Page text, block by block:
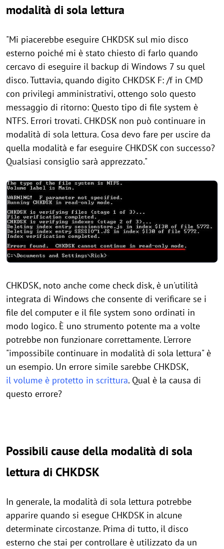
modalità di sola lettura
"Mi piacerebbe eseguire CHKDSK sul mio disco
esterno poiché mi è stato chiesto di farlo quando
cercavo di eseguire il backup di Windows 7 su quel
disco. Tuttavia, quando digito CHKDSK F: /f in CMD
con privilegi amministrativi, ottengo solo questo
messaggio di ritorno: Questo tipo di file system è
NTFS. Errori trovati. CHKDSK non può continuare in
modalità di sola lettura. Cosa devo fare per uscire da
quella modalità e far eseguire CHKDSK con successo?
Qualsiasi consiglio sarà apprezzato."
CHKDSK, noto anche come check disk, è un'utilità
integrata di Windows che consente di verificare se i
file del computer e il file system sono ordinati in
modo logico. È uno strumento potente ma a volte
potrebbe non funzionare correttamente. L'errore
"impossibile continuare in modalità di sola lettura" è
un esempio. Un errore simile sarebbe CHKDSK,
il volume è protetto in scrittura. Qual è la causa di
questo errore?
Possibili cause della modalità di sola
lettura di CHKDSK
In generale, la modalità di sola lettura potrebbe
apparire quando si esegue CHKDSK in alcune
determinate circostanze. Prima di tutto, il disco
esterno che stai per controllare è utilizzato da un